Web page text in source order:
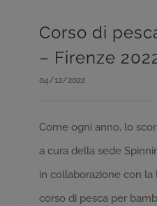
Corso di
– Firenze
04/12/2022
Come ogni anno, lo
a cura della sede
in collaborazione con la
corso di pesca per